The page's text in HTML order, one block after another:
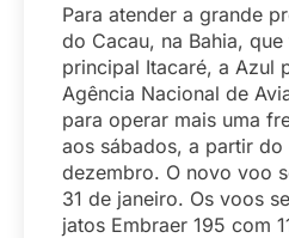
Para atender a grande
do Cacau, na Bahia,
principal Itacaré, a Azul
Agência Nacional de
para operar mais uma
aos sábados, a partir do
dezembro. O novo voo
31 de janeiro. Os voos
jatos Embraer 195 com